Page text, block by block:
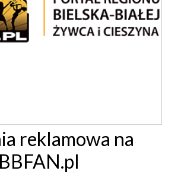
reklamowa na